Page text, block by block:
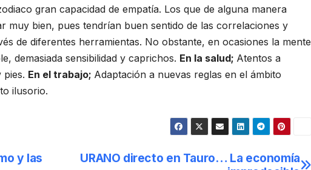
gran capacidad de empatía. Los que de alguna manera
muy bien, pues tendrían buen sentido de las correlaciones y
de diferentes herramientas. No obstante, en ocasiones la mente
demasiada sensibilidad y caprichos. En la salud; Atentos a
pies. En el trabajo; Adaptación a nuevas reglas en el ámbito
ilusorio.
URANO directo en Tauro… La economía
y las